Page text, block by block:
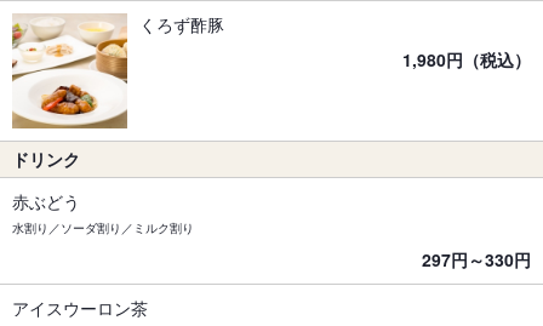
くろず酢豚
1,980円（税込）
ドリンク
赤ぶどう
水割り／ソーダ割り／ミルク割り
297円～330円
アイスウーロン茶